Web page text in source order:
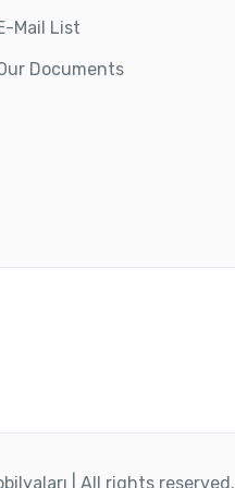
Mail List
Documents
| All rights reserved.